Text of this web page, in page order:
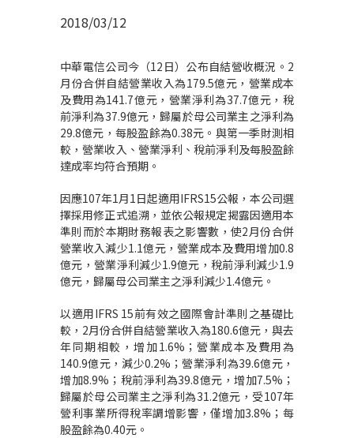
2018/03/12
中華電信公司今（12日）公布自結營收概況。2
月份合併自結營業收入為179.5億元，營業成本
及費用為141.7億元，營業淨利為37.7億元，稅
前淨利為37.9億元，歸屬於母公司業主之淨利為
29.8億元，每股盈餘為0.38元。與第一季財測相
較，營業收入、營業淨利、稅前淨利及每股盈餘
達成率均符合預期。
因應107年1月1日起適用IFRS15公報，本公司選
擇採用修正式追溯，並依公報規定揭露因適用本
準則而於本期財務報表之影響數，使2月份合併
營業收入減少1.1億元，營業成本及費用增加0.8
億元，營業淨利減少1.9億元，稅前淨利減少1.9
億元，歸屬母公司業主之淨利減少1.4億元。
以適用IFRS 15前有效之國際會計準則之基礎比
較，2月份合併自結營業收入為180.6億元，與去
年同期相較，增加1.6%；營業成本及費用為
140.9億元，減少0.2%；營業淨利為39.6億元，
增加8.9%；稅前淨利為39.8億元，增加7.5%；
歸屬於母公司業主之淨利為31.2億元，受107年
營利事業所得稅率調增影響，僅增加3.8%；每
股盈餘為0.40元。